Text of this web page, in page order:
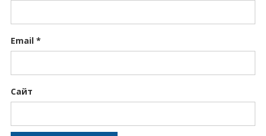
Email *
Сайт